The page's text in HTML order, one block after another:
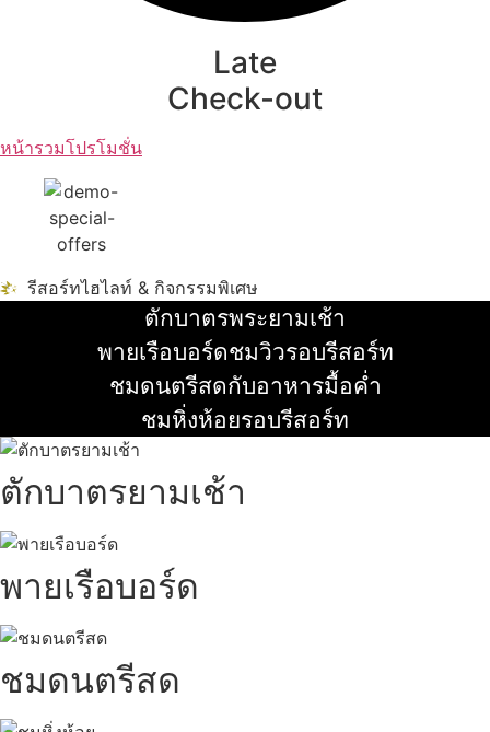
Late
Check-out
หน้ารวมโปรโมชั่น
รีสอร์ทไฮไลท์ & กิจกรรมพิเศษ
ตักบาตรพระยามเช้า
อ่านเพิ่ม
พายเรือบอร์ดชมวิวรอบรีสอร์ท
อ่านเพิ่ม
ชมดนตรีสดกับอาหารมื้อค่ำ
อ่านเพิ่ม
ชมหิ่งห้อยรอบรีสอร์ท
ตักบาตรยามเช้า
พายเรือบอร์ด
ชมดนตรีสด